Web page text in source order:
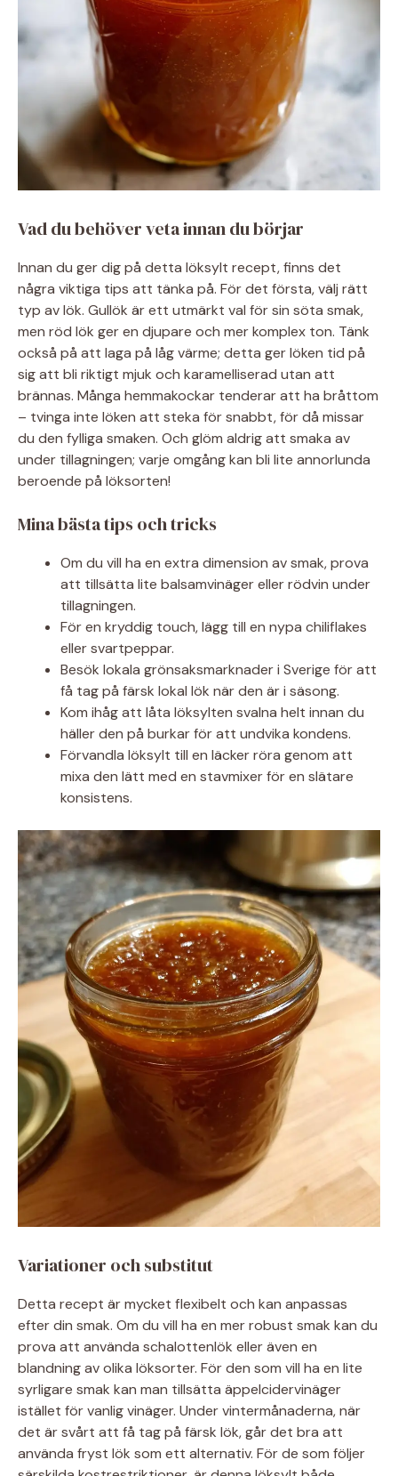
Vad du behöver veta innan du börjar
Innan du ger dig på detta löksylt recept, finns det
några viktiga tips att tänka på. För det första, välj rätt
typ av lök. Gullök är ett utmärkt val för sin söta smak,
men röd lök ger en djupare och mer komplex ton. Tänk
också på att laga på låg värme; detta ger löken tid på
sig att bli riktigt mjuk och karamelliserad utan att
brännas. Många hemmakockar tenderar att ha bråttom
– tvinga inte löken att steka för snabbt, för då missar
du den fylliga smaken. Och glöm aldrig att smaka av
under tillagningen; varje omgång kan bli lite annorlunda
beroende på löksorten!
Mina bästa tips och tricks
Om du vill ha en extra dimension av smak, prova
att tillsätta lite balsamvinäger eller rödvin under
tillagningen.
För en kryddig touch, lägg till en nypa chiliflakes
eller svartpeppar.
Besök lokala grönsaksmarknader i Sverige för att
få tag på färsk lokal lök när den är i säsong.
Kom ihåg att låta löksylten svalna helt innan du
häller den på burkar för att undvika kondens.
Förvandla löksylt till en läcker röra genom att
mixa den lätt med en stavmixer för en slätare
konsistens.
Variationer och substitut
Detta recept är mycket flexibelt och kan anpassas
efter din smak. Om du vill ha en mer robust smak kan du
prova att använda schalottenlök eller även en
blandning av olika löksorter. För den som vill ha en lite
syrligare smak kan man tillsätta äppelcidervinäger
istället för vanlig vinäger. Under vintermånaderna, när
det är svårt att få tag på färsk lök, går det bra att
använda fryst lök som ett alternativ. För de som följer